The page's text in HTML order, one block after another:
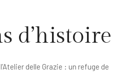
d’histoire
delle Grazie : un refuge de